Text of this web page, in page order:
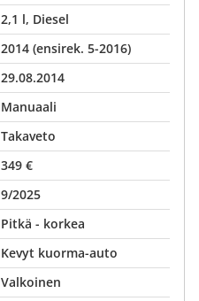
2,1 l, Diesel
2014 (ensirek. 5-2016)
29.08.2014
Manuaali
Takaveto
349 €
9/2025
Pitkä - korkea
Kevyt kuorma-auto
Valkoinen